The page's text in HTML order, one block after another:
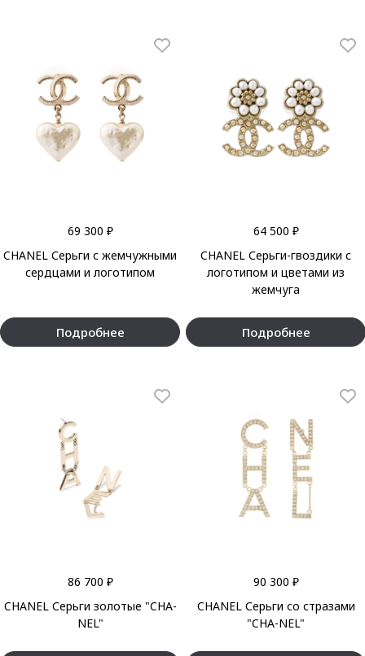
69 300 ₽
CHANEL Серьги с жемчужными
сердцами и логотипом
Подробнее
64 500 ₽
CHANEL Серьги-гвоздики с
логотипом и цветами из
жемчуга
Подробнее
86 700 ₽
CHANEL Серьги золотые "CHA-
NEL"
90 300 ₽
CHANEL Серьги со стразами
"CHA-NEL"